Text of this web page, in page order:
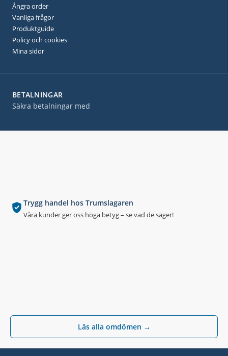
Trygg handel hos Trumslagaren
Våra kunder ger oss höga betyg – se vad de säger!
Läs alla omdömen →
BETALNINGAR
Säkra betalningar med
Ångra order
Vanliga frågor
Produktguide
Policy och cookies
Mina sidor